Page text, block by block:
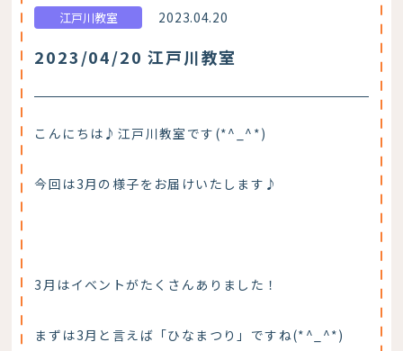
江戸川教室 2023.04.20
2023/04/20 江戸川教室
こんにちは♪江戸川教室です(*^_^*)
今回は3月の様子をお届けいたします♪
3月はイベントがたくさんありました！
まずは3月と言えば「ひなまつり」ですね(*^_^*)